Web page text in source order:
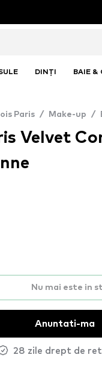
DINȚI BAIE &
Paris / Make-up /
Velvet
Nu mai este in
Anuntati-ma
28 zile drept de